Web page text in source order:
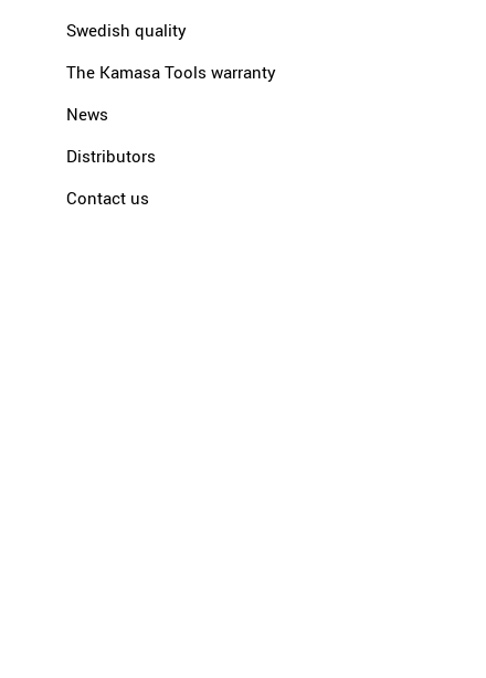
Swedish quality
The Kamasa Tools warranty
News
Distributors
Contact us